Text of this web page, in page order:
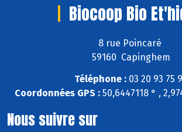
Biocoop Bio
8 rue Poincaré
59160 Capinghem
Téléphone : 03 20 93 75
Coordonnées GPS :50,6447118 ° ,
Nous suivre sur